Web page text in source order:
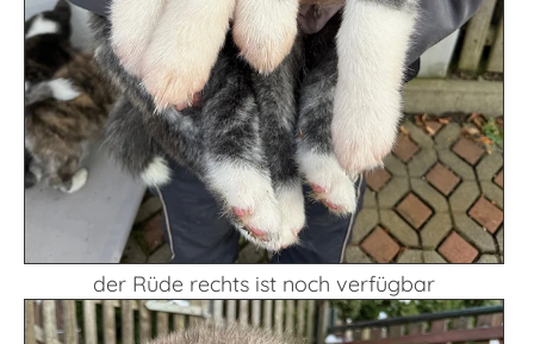
der Rüde rechts ist noch verfügbar